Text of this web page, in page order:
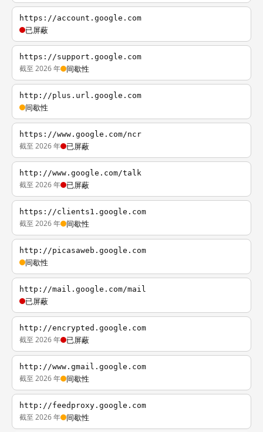
https://account.google.com
已屏蔽
https://support.google.com
截至 2026 年 间歇性
http://plus.url.google.com
间歇性
https://www.google.com/ncr
截至 2026 年 已屏蔽
http://www.google.com/talk
截至 2026 年 已屏蔽
https://clients1.google.com
截至 2026 年 间歇性
http://picasaweb.google.com
间歇性
http://mail.google.com/mail
已屏蔽
http://encrypted.google.com
截至 2026 年 已屏蔽
http://www.gmail.google.com
截至 2026 年 间歇性
http://feedproxy.google.com
截至 2026 年 间歇性